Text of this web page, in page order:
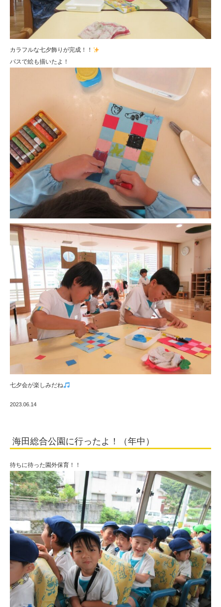
カラフルな七夕飾りが完成！！
パスで絵も描いたよ！
七夕会が楽しみだね
2023.06.14
海田総合公園に行ったよ！（年中）
待ちに待った園外保育！！